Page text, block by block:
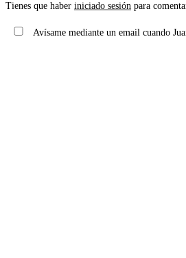
Tienes que haber iniciado sesión para
Avísame mediante un email cuando